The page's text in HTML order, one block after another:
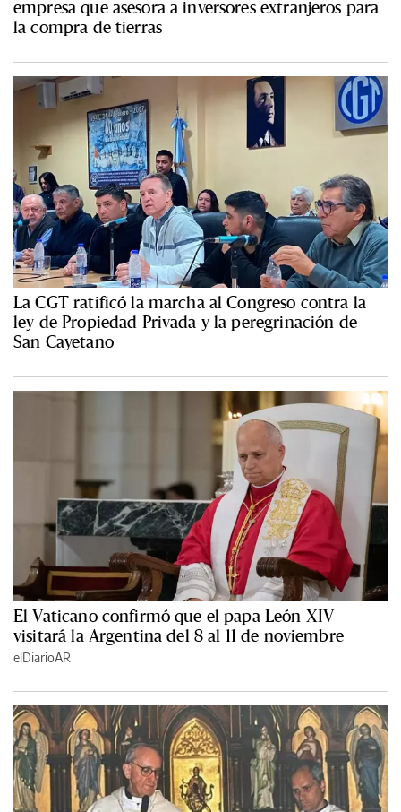
empresa que asesora a inversores extranjeros para
la compra de tierras
La CGT ratificó la marcha al Congreso contra la
ley de Propiedad Privada y la peregrinación de
San Cayetano
El Vaticano confirmó que el papa León XIV
visitará la Argentina del 8 al 11 de noviembre
elDiarioAR